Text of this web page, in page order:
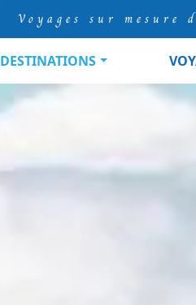
Voyages sur mesure
DESTINATIONS